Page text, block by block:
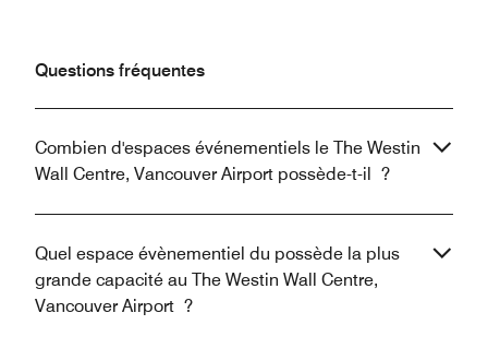
Questions fréquentes
Combien d'espaces événementiels le The Westin
Wall Centre, Vancouver Airport possède-t-il ?
Quel espace évènementiel du possède la plus
grande capacité au The Westin Wall Centre,
Vancouver Airport ?